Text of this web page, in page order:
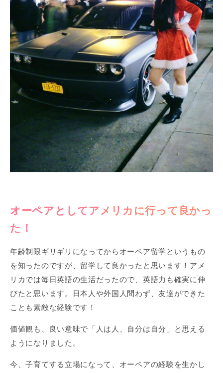
オーペアとしてアメリカに行って良かっ
た！
年齢制限ギリギリになってからオーペア留学というもの
を知ったのですが、留学して良かったと思います！アメ
リカでは毎日英語の生活だったので、英語力も確実に伸
びたと思います。日本人や外国人問わず、友達ができた
ことも素敵な経験です！
価値観も、良い意味で「人は人、自分は自分」と思える
ようになりました。
今、子育てする立場になって、オーペアの経験を生かし